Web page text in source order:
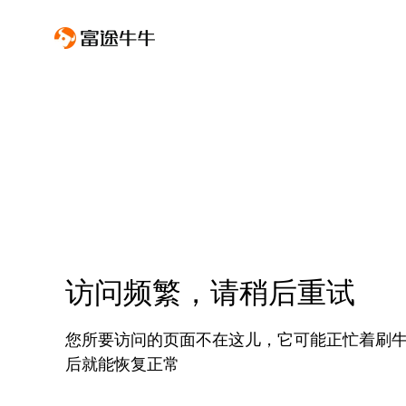
访问频繁，请稍后重试
您所要访问的页面不在这儿，它可能正忙着刷
后就能恢复正常